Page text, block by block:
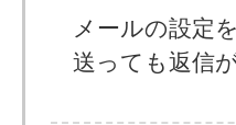
メールの設定
送っても返信